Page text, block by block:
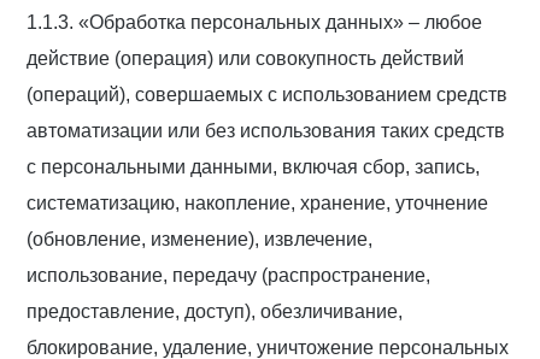
1.1.3. «Обработка персональных данных» – любое
действие (операция) или совокупность действий
(операций), совершаемых с использованием средств
автоматизации или без использования таких средств
с персональными данными, включая сбор, запись,
систематизацию, накопление, хранение, уточнение
(обновление, изменение), извлечение,
использование, передачу (распространение,
предоставление, доступ), обезличивание,
блокирование, удаление, уничтожение персональных